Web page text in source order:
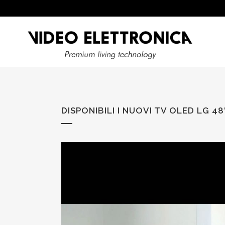
DISPONIBILI I NUOVI TV OLED LG